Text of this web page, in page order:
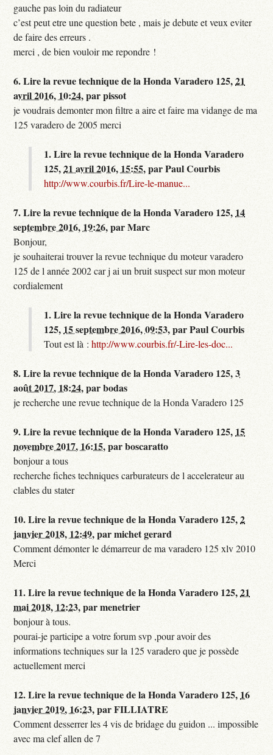
gauche pas loin du radiateur
c’est peut etre une question bete , mais je debute et veux eviter
de faire des erreurs .
merci , de bien vouloir me repondre !
6.Lire la revue technique de la Honda Varadero 125,21
avril 2016, 10:24,parpissot
je voudrais demonter mon filtre a aire et faire ma vidange de ma
125 varadero de 2005 merci
1.Lire la revue technique de la Honda Varadero
125,21 avril 2016, 15:55,parPaul Courbis
http://www.courbis.fr/Lire-le-manue...
7.Lire la revue technique de la Honda Varadero 125, 14
septembre 2016, 19:26,parMarc
Bonjour,
je souhaiterai trouver la revue technique du moteur varadero
125 de l année 2002 car j ai un bruit suspect sur mon moteur
cordialement
1.Lire la revue technique de la Honda Varadero
125, 15 septembre 2016, 09:53,parPaul Courbis
Tout est là :http://www.courbis.fr/-Lire-les-doc...
8.Lire la revue technique de la Honda Varadero 125,3
août 2017, 18:24,parbodas
je recherche une revue technique de la Honda Varadero 125
9.Lire la revue technique de la Honda Varadero 125, 15
novembre 2017, 16:15,parboscaratto
bonjour a tous
recherche fiches techniques carburateurs de l accelerateur au
clables du stater
10.Lire la revue technique de la Honda Varadero 125,2
janvier 2018, 12:49,parmichet gerard
Comment démonter le démarreur de ma varadero 125 xlv 2010
Merci
11.Lire la revue technique de la Honda Varadero 125,21
mai 2018, 12:23,parmenetrier
bonjour à tous.
pourai-je participe a votre forum svp ,pour avoir des
informations techniques sur la 125 varadero que je possède
actuellement merci
12.Lire la revue technique de la Honda Varadero 125, 16
janvier 2019, 16:23,parFILLIATRE
Comment desserrer les 4 vis de bridage du guidon ... impossible
avec ma clef allen de 7